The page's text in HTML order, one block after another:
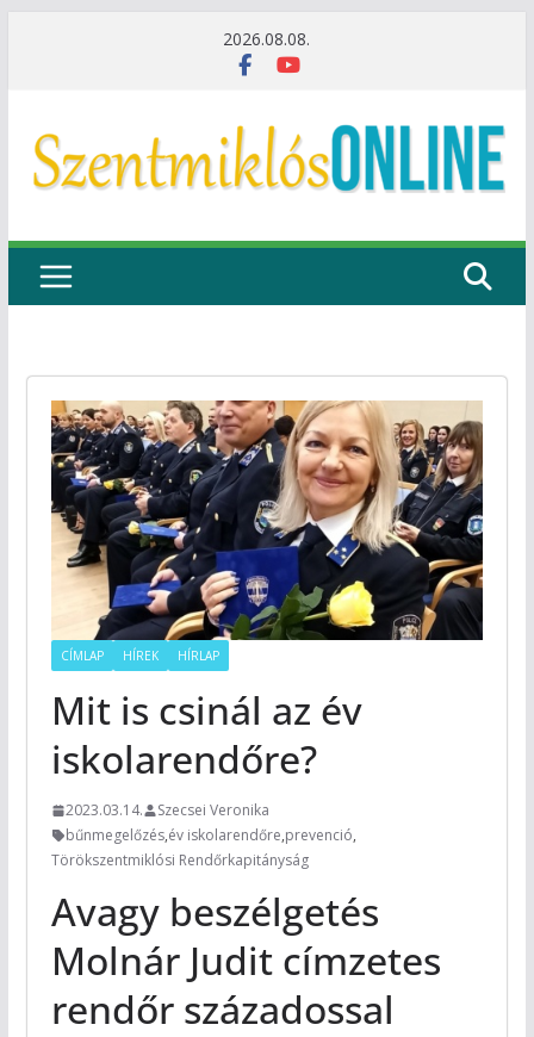
2026.08.08.
CÍMLAP HÍREK HÍRLAP
Mit is csinál az év
iskolarendőre?
2023.03.14.
Szecsei Veronika
bűnmegelőzés,év iskolarendőre,prevenció,
Törökszentmiklósi Rendőrkapitányság
Avagy beszélgetés
Molnár Judit címzetes
rendőr századossal